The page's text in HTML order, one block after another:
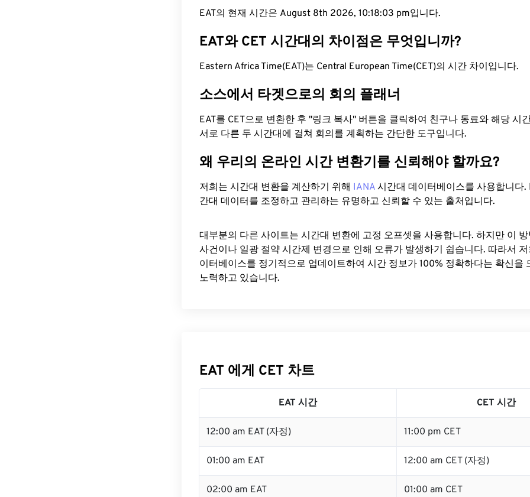
EAT의 현재 시간은 August 8th 2026, 10:18:04 pm입니다.
EAT와 CET 시간대의 차이점은 무엇입니까?
Eastern Africa Time(EAT)는 Central European Time(CET)의 시간 차이입니다.
소스에서 타겟으로의 회의 플래너
EAT를 CET으로 변환한 후 "링크 복사" 버튼을 클릭하여 친구나 동료와 해당 시
서로 다른 두 시간대에 걸쳐 회의를 계획하는 간단한 도구입니다.
왜 우리의 온라인 시간 변환기를 신뢰해야 할까요?
저희는 시간대 변환을 계산하기 위해 IANA 시간대 데이터베이스를 사용합니다.
간대 데이터를 조정하고 관리하는 유명하고 신뢰할 수 있는 출처입니다.
대부분의 다른 사이트는 시간대 변환에 ​​고정 오프셋을 사용합니다. 하지만 이
사건이나 일광 절약 시간제 변경으로 인해 오류가 발생하기 쉽습니다. 따라서 저
이터베이스를 정기적으로 업데이트하여 시간 정보가 100% 정확하다는 확신을
노력하고 있습니다.
EAT 에게 CET 차트
EAT 시간 CET 시간
12:00 am EAT (자정) 11:00 pm CET
01:00 am EAT 12:00 am CET (자정)
02:00 am EAT 01:00 am CET